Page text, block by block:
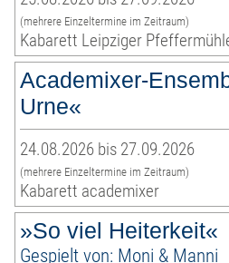
(mehrere Einzeltermine im Zeitraum)
Kabarett Leipziger
Academixer-
Urne«
24.08.2026 bis 27.09.2026
(mehrere Einzeltermine im Zeitraum)
Kabarett academixer
»So viel Heiterkeit«
Gespielt von: Moni & Manni